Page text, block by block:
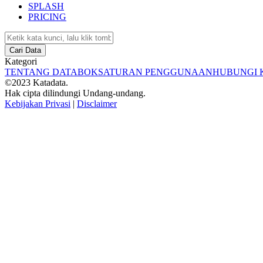
SPLASH
PRICING
Cari Data
Kategori
TENTANG DATABOKSATURAN PENGGUNAANHUBUNGI
©2023 Katadata.
Hak cipta dilindungi Undang-undang.
Kebijakan Privasi | Disclaimer